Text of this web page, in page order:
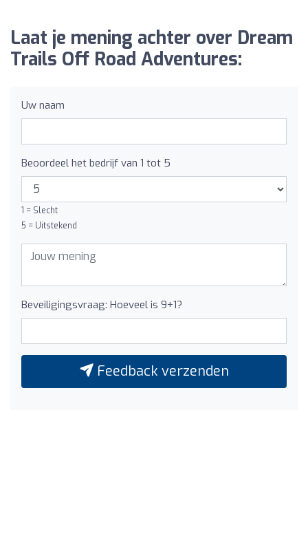
Laat je mening achter over Dream
Trails Off Road Adventures:
Uw naam
Beoordeel het bedrijf van 1 tot 5
1 = Slecht
5 = Uitstekend
Beveiligingsvraag: Hoeveel is 9+1?
Feedback verzenden